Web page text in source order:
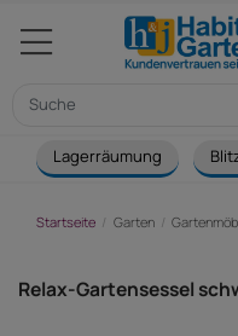
Lagerräumung
Startseite Garten
Relax-Gartensessel